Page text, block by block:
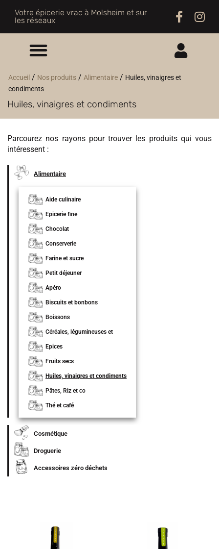
Votre épicerie vrac à Molsheim et sur
les réseaux
ME CONNECTER
Accueil / Nos produits / Alimentaire / Huiles, vinaigres et
condiments
Huiles, vinaigres et condiments
Parcourez nos rayons pour trouver les produits qui vous
intéressent :
Alimentaire
Aide culinaire
Epicerie fine
Chocolat
Conserverie
Farine et sucre
Petit déjeuner
Apéro
Biscuits et bonbons
Boissons
Céréales, légumineuses et
graines
Epices
Fruits secs
Huiles, vinaigres et condiments
Pâtes, Riz et co
Thé et café
Cosmétique
Droguerie
Accessoires zéro déchets